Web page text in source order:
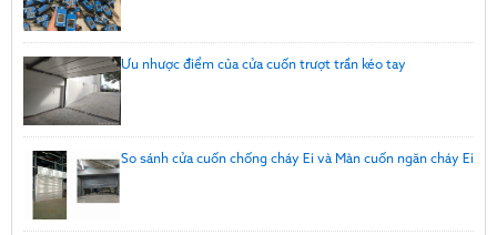
Ưu nhược điểm của cửa cuốn trượt trần kéo tay
So sánh cửa cuốn chống cháy Ei và Màn cuốn ngăn cháy Ei